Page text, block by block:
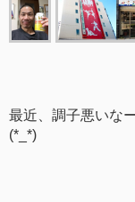
最近、調子悪いなー
(*_*)